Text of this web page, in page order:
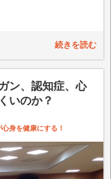
続きを読む
、認知症、心
いのか？
心身を健康にする！